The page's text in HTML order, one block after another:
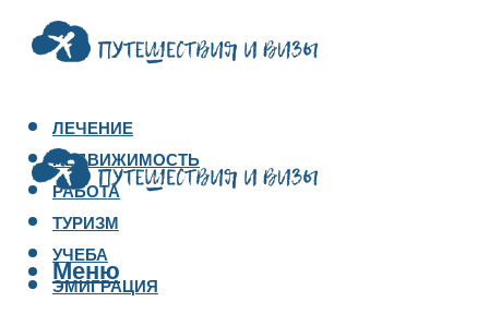
ЛЕЧЕНИЕ
НЕДВИЖИМОСТЬ
РАБОТА
ТУРИЗМ
УЧЕБА
ЭМИГРАЦИЯ
Меню